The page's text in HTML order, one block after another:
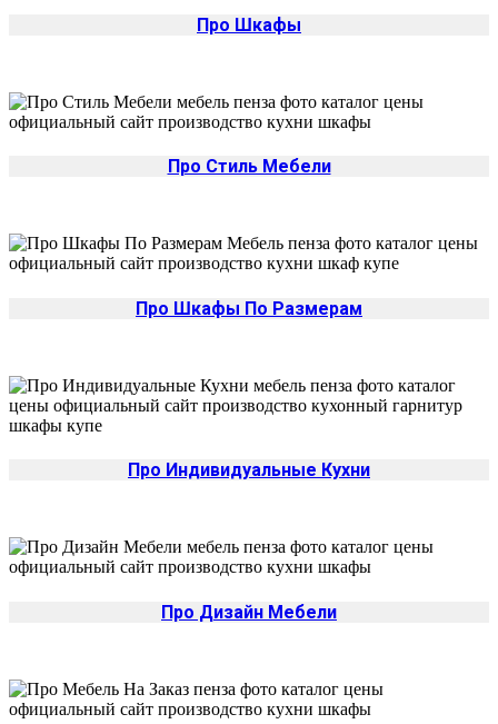
Про Шкафы
Про Стиль Мебели
Про Шкафы По Размерам
Про Индивидуальные Кухни
Про Дизайн Мебели